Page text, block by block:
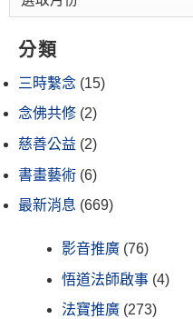
分類
三時繫念 (15)
念佛共修 (2)
慈善公益 (2)
書畫藝術 (6)
最新消息 (669)
影音推廣 (76)
悟道法師啟事 (4)
法寶推廣 (273)